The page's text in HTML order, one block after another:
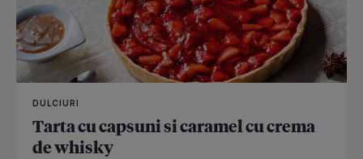
DULCIURI
Tarta cu capsuni si caramel cu crema
de whisky